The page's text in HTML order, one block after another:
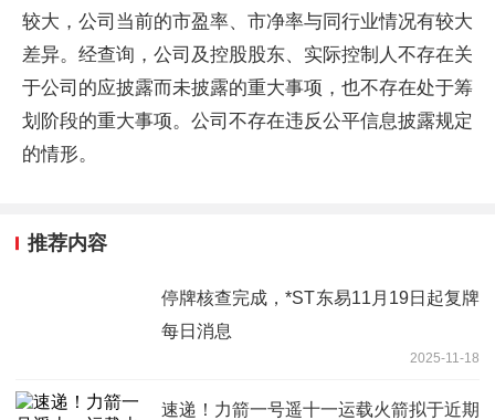
较大，公司当前的市盈率、市净率与同行业情况有较大
差异。经查询，公司及控股股东、实际控制人不存在关
于公司的应披露而未披露的重大事项，也不存在处于筹
划阶段的重大事项。公司不存在违反公平信息披露规定
的情形。
推荐内容
停牌核查完成，*ST东易11月19日起复牌
每日消息
2025-11-18
速递！力箭一号遥十一运载火箭拟于近期